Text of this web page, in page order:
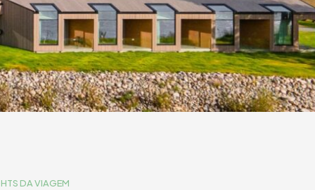
DA VIAGEM